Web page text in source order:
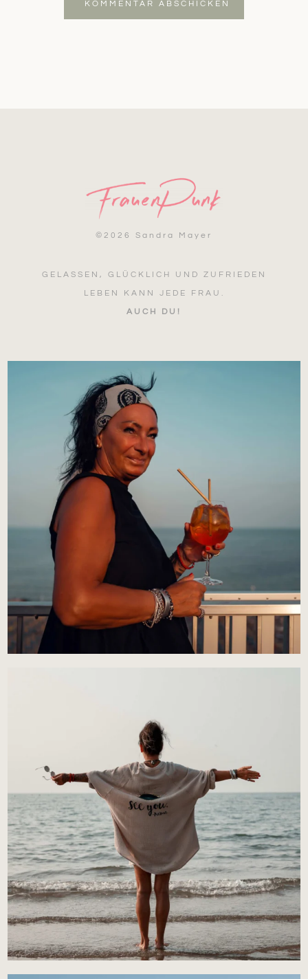
KOMMENTAR ABSCHICKEN
© 2026 Sandra Mayer
GELASSEN, GLÜCKLICH UND ZUFRIEDEN
LEBEN KANN JEDE FRAU.
AUCH DU!